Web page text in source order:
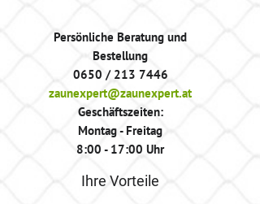
Persönliche Beratung und
Bestellung
0650 / 213 7446
zaunexpert@zaunexpert.at
Geschäftszeiten:
Montag - Freitag
8:00 - 17:00 Uhr
Ihre Vorteile